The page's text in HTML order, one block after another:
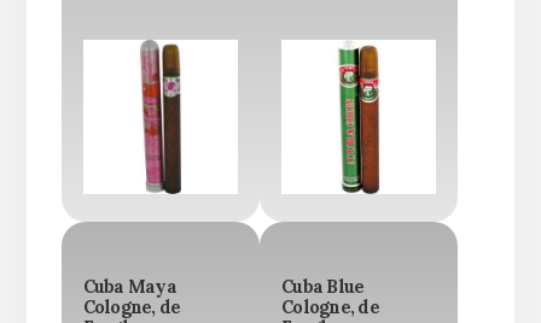
Cuba Maya
Cologne, de
Cuba Blue
Cologne, de